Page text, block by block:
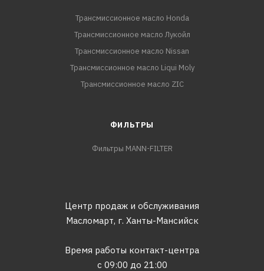
Трансмиссионное масло Honda
Трансмиссионное масло Лукойл
Трансмиссионное масло Nissan
Трансмиссионное масло Liqui Moly
Трансмиссионное масло ZIC
ФИЛЬТРЫ
Фильтры MANN-FILTER
Центр продаж и обслуживания
Масломарт, г. Ханты-Мансийск
Время работы контакт-центра
с 09:00 до 21:00